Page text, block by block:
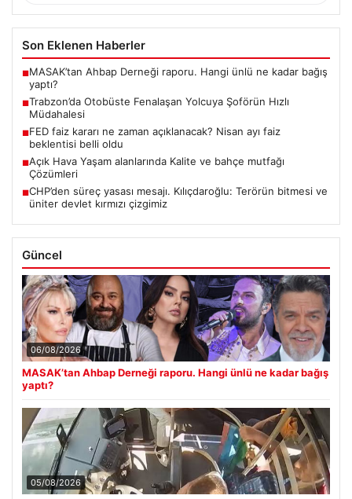
Son Eklenen Haberler
■MASAK’tan Ahbap Derneği raporu. Hangi ünlü ne kadar bağış
yaptı?
■Trabzon’da Otobüste Fenalaşan Yolcuya Şoförün Hızlı
Müdahalesi
■FED faiz kararı ne zaman açıklanacak? Nisan ayı faiz
beklentisi belli oldu
■Açık Hava Yaşam alanlarında Kalite ve bahçe mutfağı
Çözümleri
■CHP’den süreç yasası mesajı. Kılıçdaroğlu: Terörün bitmesi ve
üniter devlet kırmızı çizgimiz
Güncel
06/08/2026
MASAK’tan Ahbap Derneği raporu. Hangi ünlü ne kadar bağış
yaptı?
05/08/2026